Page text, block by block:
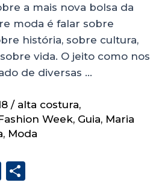
a mais nova bolsa da
moda é falar sobre
história, sobre cultura,
vida. O jeito como nos
de diversas …
/ alta costura,
Week, Guia, Maria
, Moda
Li